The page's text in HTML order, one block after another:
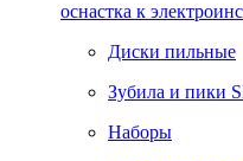
оснастка к
Диски пильные
Зубила и пики
Наборы